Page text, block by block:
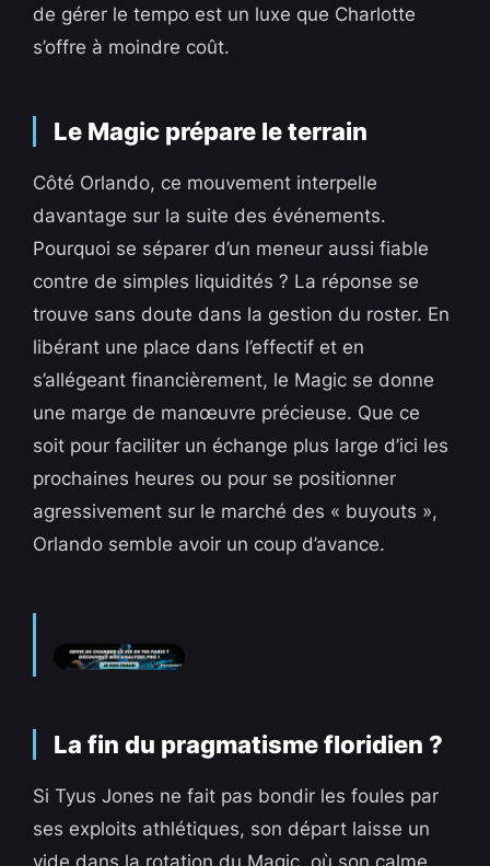
de gérer le tempo est un luxe que Charlotte
s’offre à moindre coût.
Le Magic prépare le terrain
Côté Orlando, ce mouvement interpelle
davantage sur la suite des événements.
Pourquoi se séparer d’un meneur aussi fiable
contre de simples liquidités ? La réponse se
trouve sans doute dans la gestion du roster. En
libérant une place dans l’effectif et en
s’allégeant financièrement, le Magic se donne
une marge de manœuvre précieuse. Que ce
soit pour faciliter un échange plus large d’ici les
prochaines heures ou pour se positionner
agressivement sur le marché des « buyouts »,
Orlando semble avoir un coup d’avance.
La fin du pragmatisme floridien ?
Si Tyus Jones ne fait pas bondir les foules par
ses exploits athlétiques, son départ laisse un